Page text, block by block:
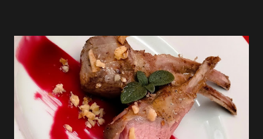
impiattarlo, non dilunghiamoci oltre e andiamo
subito ad iniziare. Ingredienti: sfoglia di
pasta fresca, carne di tacchino, provola, olio
pepe, ricotta stagionata, mostarda, caciocavallo
stagionato, prezzemolo, julienne di peperoncino,
pellicola adatta anche per la cottura degli